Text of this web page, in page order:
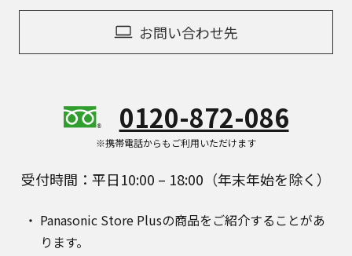
お問い合わせ先
0120-872-086
※携帯電話からもご利用いただけます
受付時間：平日10:00 – 18:00（年末年始を除く）
Panasonic Store Plusの商品をご紹介することがあ
ります。